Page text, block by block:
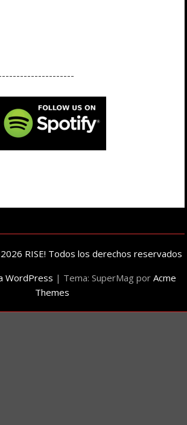
RISE! Todos los derechos reservados
WordPress | Tema: SuperMag por Acme
Themes